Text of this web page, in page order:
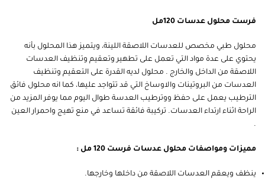
فرست محلول عدسات 120مل
محلول طبي مخصص للعدسات اللاصقة اللينة، ويتميز هذا المحلول بأنه
يحتوي على عدة مواد التي تعمل على تطهير وتعقيم وتنظيف العدسات
اللاصقة من الداخل والخارج . محلول لديه القدرة على التعقيم وتنظيف
العدسات من البروتينات والاوساخ التي قد تتواجد عليها، كما انه محلول فائق
الترطيب يعمل على حفظ ووترطيب العدسة طوال اليوم مما يوفر المزيد من
الراحة اثناء ارتداء العدسات. تركيبة فائقة تساعد في منع تهيج واحمرار العين
.
مميزات ومواصفات محلول عدسات فرست 120 مل :
ينظف ويعقم العدسات اللاصقة من داخلها وخارجها.